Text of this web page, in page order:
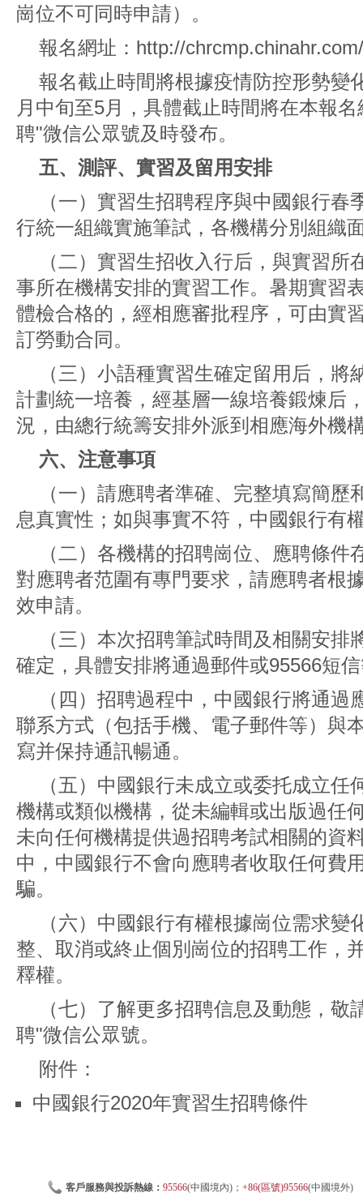
崗位不可同時申請）。
報名網址： http://
報名截止時間將根據疫情防控形勢變
月中旬至5月，具體截止時間將在本報
聘"微信公眾號及時發布。
五、測評、實習及留用安排
（一）實習生招聘程序與中國銀行
行統一組織實施筆試，各機構分別組織
（二）實習生招收入行后，與實習
事所在機構安排的實習工作。暑期實習
體檢合格的，經相應審批程序，可由實
訂勞動合同。
（三）小語種實習生確定留用后，
計劃統一培養，經基層一線培養鍛煉后
況，由總行統籌安排外派到相應海外機
六、注意事項
（一）請應聘者準確、完整填寫簡
息真實性；如與事實不符，中國銀行有
（二）各機構的招聘崗位、應聘條
對應聘者范圍有專門要求，請應聘者根
效申請。
（三）本次招聘筆試時間及相關安
確定，具體安排將通過郵件或95566短
（四）招聘過程中，中國銀行將通
聯系方式（包括手機、電子郵件等）與
寫并保持通訊暢通。
（五）中國銀行未成立或委托成立
機構或類似機構，從未編輯或出版過任
未向任何機構提供過招聘考試相關的資
中，中國銀行不會向應聘者收取任何費
騙。
（六）中國銀行有權根據崗位需求
整、取消或終止個別崗位的招聘工作，
釋權。
（七）了解更多招聘信息及動態，
聘"微信公眾號。
附件：
中國銀行2020年實習生招聘條件
客戶服務與投訴熱線： 95566(中國境內)； +86(區號)95566(中國境外)